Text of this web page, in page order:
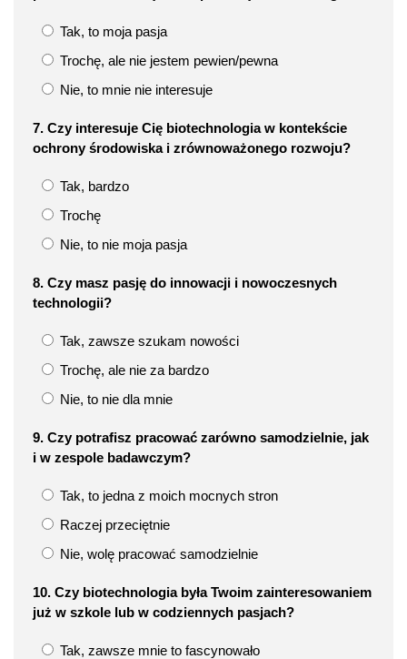
Tak, to moja pasja
Trochę, ale nie jestem pewien/pewna
Nie, to mnie nie interesuje
7. Czy interesuje Cię biotechnologia w kontekście
ochrony środowiska i zrównoważonego rozwoju?
Tak, bardzo
Trochę
Nie, to nie moja pasja
8. Czy masz pasję do innowacji i nowoczesnych
technologii?
Tak, zawsze szukam nowości
Trochę, ale nie za bardzo
Nie, to nie dla mnie
9. Czy potrafisz pracować zarówno samodzielnie, jak
i w zespole badawczym?
Tak, to jedna z moich mocnych stron
Raczej przeciętnie
Nie, wolę pracować samodzielnie
10. Czy biotechnologia była Twoim zainteresowaniem
już w szkole lub w codziennych pasjach?
Tak, zawsze mnie to fascynowało